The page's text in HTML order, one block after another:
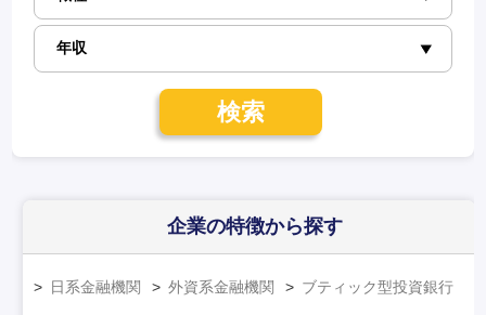
検索
企業の特徴から探す
日系金融機関 外資系金融機関 ブティック型投資銀行